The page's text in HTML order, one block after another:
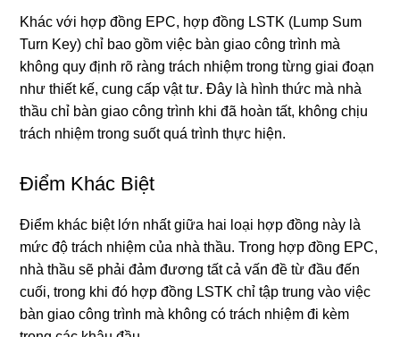
Khác với hợp đồng EPC, hợp đồng LSTK (Lump Sum
Turn Key) chỉ bao gồm việc bàn giao công trình mà
không quy định rõ ràng trách nhiệm trong từng giai đoạn
như thiết kế, cung cấp vật tư. Đây là hình thức mà nhà
thầu chỉ bàn giao công trình khi đã hoàn tất, không chịu
trách nhiệm trong suốt quá trình thực hiện.
Điểm Khác Biệt
Điểm khác biệt lớn nhất giữa hai loại hợp đồng này là
mức độ trách nhiệm của nhà thầu. Trong hợp đồng EPC,
nhà thầu sẽ phải đảm đương tất cả vấn đề từ đầu đến
cuối, trong khi đó hợp đồng LSTK chỉ tập trung vào việc
bàn giao công trình mà không có trách nhiệm đi kèm